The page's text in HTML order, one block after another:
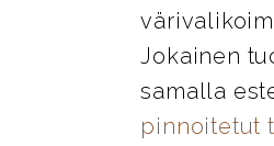
Jokainen
samalla
pinnoitetut